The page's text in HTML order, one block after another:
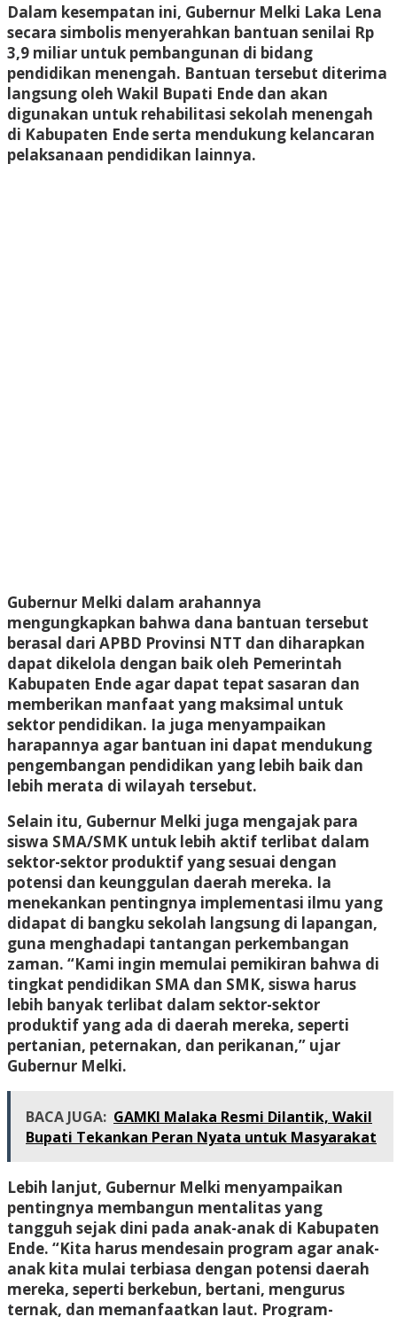
Dalam kesempatan ini, Gubernur Melki Laka Lena
secara simbolis menyerahkan bantuan senilai Rp
3,9 miliar untuk pembangunan di bidang
pendidikan menengah. Bantuan tersebut diterima
langsung oleh Wakil Bupati Ende dan akan
digunakan untuk rehabilitasi sekolah menengah
di Kabupaten Ende serta mendukung kelancaran
pelaksanaan pendidikan lainnya.
Gubernur Melki dalam arahannya
mengungkapkan bahwa dana bantuan tersebut
berasal dari APBD Provinsi NTT dan diharapkan
dapat dikelola dengan baik oleh Pemerintah
Kabupaten Ende agar dapat tepat sasaran dan
memberikan manfaat yang maksimal untuk
sektor pendidikan. Ia juga menyampaikan
harapannya agar bantuan ini dapat mendukung
pengembangan pendidikan yang lebih baik dan
lebih merata di wilayah tersebut.
Selain itu, Gubernur Melki juga mengajak para
siswa SMA/SMK untuk lebih aktif terlibat dalam
sektor-sektor produktif yang sesuai dengan
potensi dan keunggulan daerah mereka. Ia
menekankan pentingnya implementasi ilmu yang
didapat di bangku sekolah langsung di lapangan,
guna menghadapi tantangan perkembangan
zaman. “Kami ingin memulai pemikiran bahwa di
tingkat pendidikan SMA dan SMK, siswa harus
lebih banyak terlibat dalam sektor-sektor
produktif yang ada di daerah mereka, seperti
pertanian, peternakan, dan perikanan,” ujar
Gubernur Melki.
BACA JUGA: GAMKI Malaka Resmi Dilantik, Wakil
Bupati Tekankan Peran Nyata untuk Masyarakat
Lebih lanjut, Gubernur Melki menyampaikan
pentingnya membangun mentalitas yang
tangguh sejak dini pada anak-anak di Kabupaten
Ende. “Kita harus mendesain program agar anak-
anak kita mulai terbiasa dengan potensi daerah
mereka, seperti berkebun, bertani, mengurus
ternak, dan memanfaatkan laut. Program-